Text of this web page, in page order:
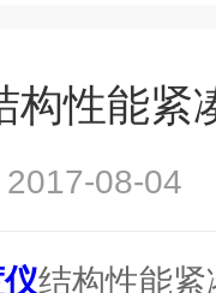
构性能紧
2017-08-
结构性能